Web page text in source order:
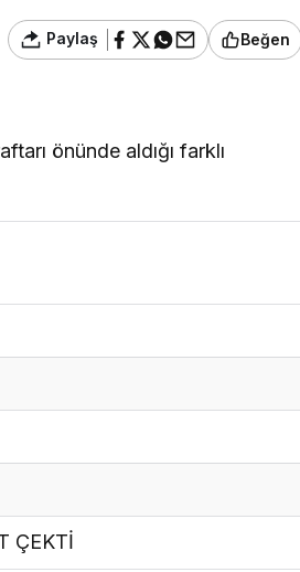
Paylaş Beğen
önünde aldığı farklı
ÇEKTİ